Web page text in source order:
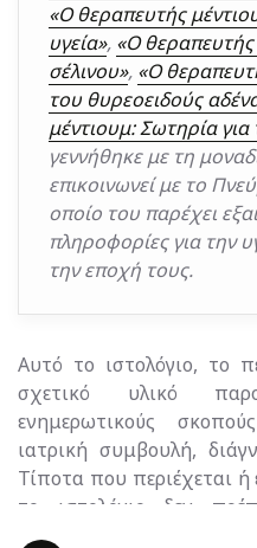
«Ο θεραπευτής
υγεία», «Ο
σέλινου», «Ο
του θυρεοειδούς
μέντιουμ: Σωτηρία
γεννήθηκε με τη
επικοινωνεί με το
οποίο του παρέχει
πληροφορίες για την
την εποχή τους.
Αυτό το ιστολόγιο, το
σχετικό υλικό
ενημερωτικούς
ιατρική συμβουλή,
Τίποτα που περιέχεται
το ιστολόγιο δεν
συμβουλή, διάγνωση,